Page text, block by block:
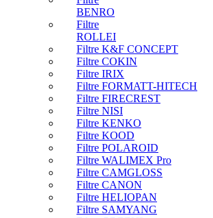
BENRO
Filtre
ROLLEI
Filtre K&F CONCEPT
Filtre COKIN
Filtre IRIX
Filtre FORMATT-HITECH
Filtre FIRECREST
Filtre NISI
Filtre KENKO
Filtre KOOD
Filtre POLAROID
Filtre WALIMEX Pro
Filtre CAMGLOSS
Filtre CANON
Filtre HELIOPAN
Filtre SAMYANG